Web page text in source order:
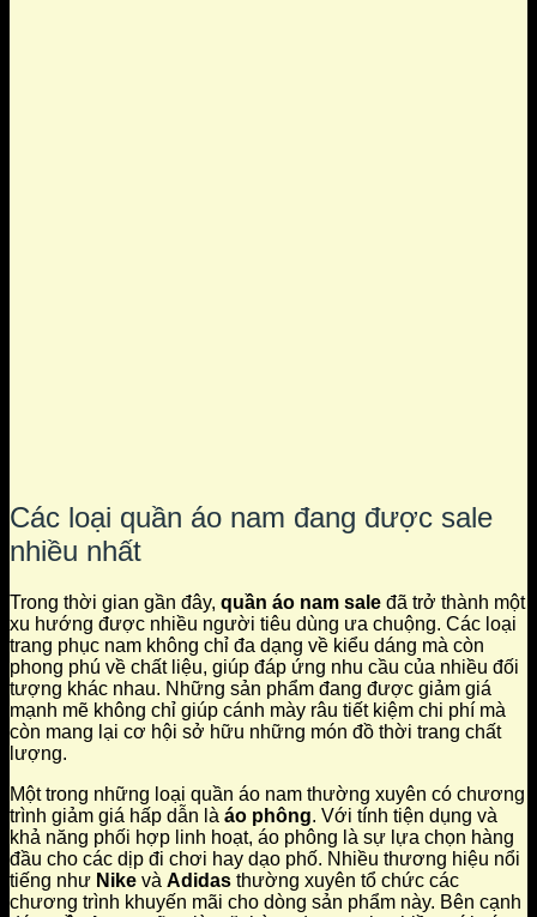
Các loại quần áo nam đang được sale
nhiều nhất
Trong thời gian gần đây, quần áo nam sale đã trở thành một
xu hướng được nhiều người tiêu dùng ưa chuộng. Các loại
trang phục nam không chỉ đa dạng về kiểu dáng mà còn
phong phú về chất liệu, giúp đáp ứng nhu cầu của nhiều đối
tượng khác nhau. Những sản phẩm đang được giảm giá
mạnh mẽ không chỉ giúp cánh mày râu tiết kiệm chi phí mà
còn mang lại cơ hội sở hữu những món đồ thời trang chất
lượng.
Một trong những loại quần áo nam thường xuyên có chương
trình giảm giá hấp dẫn là áo phông. Với tính tiện dụng và
khả năng phối hợp linh hoạt, áo phông là sự lựa chọn hàng
đầu cho các dịp đi chơi hay dạo phố. Nhiều thương hiệu nổi
tiếng như Nike và Adidas thường xuyên tổ chức các
chương trình khuyến mãi cho dòng sản phẩm này. Bên cạnh